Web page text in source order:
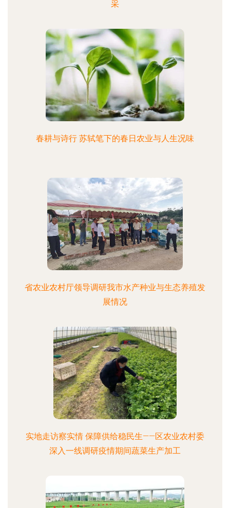
采
春耕与诗行 苏轼笔下的春日农业与人生况味
省农业农村厅领导调研我市水产种业与生态养殖发
展情况
实地走访察实情 保障供给稳民生——区农业农村委
深入一线调研疫情期间蔬菜生产加工